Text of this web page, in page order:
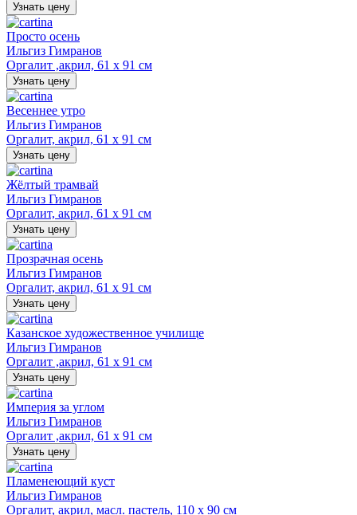
Узнать цену
Просто осень
Ильгиз Гимранов
Оргалит ,акрил, 61 х 91 см
Узнать цену
Весеннее утро
Ильгиз Гимранов
Оргалит, акрил, 61 х 91 см
Узнать цену
Жёлтый трамвай
Ильгиз Гимранов
Оргалит, акрил, 61 х 91 см
Узнать цену
Прозрачная осень
Ильгиз Гимранов
Оргалит, акрил, 61 х 91 см
Узнать цену
Казанское художественное училище
Ильгиз Гимранов
Оргалит ,акрил, 61 х 91 см
Узнать цену
Империя за углом
Ильгиз Гимранов
Оргалит ,акрил, 61 х 91 см
Узнать цену
Пламенеющий куст
Ильгиз Гимранов
Оргалит, акрил, масл. пастель, 110 х 90 см